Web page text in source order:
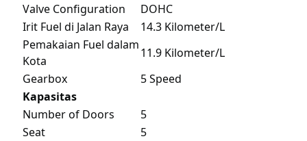
Valve Configuration
DOHC
Irit Fuel di Jalan Raya
14.3 Kilometer/L
Pemakaian Fuel dalam
Kota
11.9 Kilometer/L
Gearbox
5 Speed
Kapasitas
Number of Doors
5
Seat
5